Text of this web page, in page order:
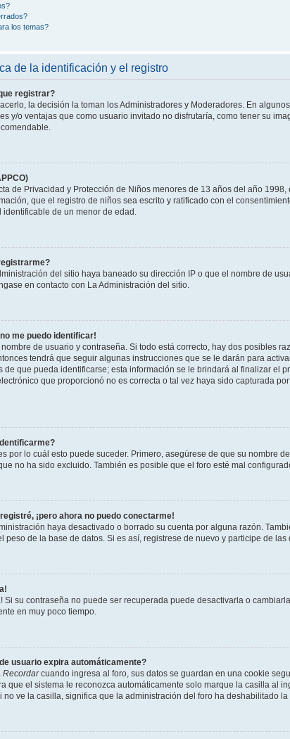
los temas?
de la identificación y el registro
registrar?
la decisión la toman los Administradores y Moderadores. En
y/o ventajas que como usuario invitado no disfrutaría, como tener su
de Privacidad y Protección de Niños menores de 13 años del año
que el registro de niños sea escrito y ratificado con el
de un menor de edad.
del sitio haya baneado su dirección IP o que el nombre de
en contacto con La Administración del sitio.
me puedo identificar!
de usuario y contraseña. Si todo está correcto, hay dos posibles
tendrá que seguir algunas instrucciones que se le darán para
de que pueda identificarse; esta información se le brindará al finalizar el
que proporcionó no es correcta o tal vez haya sido capturada
por lo cuál esto puede suceder. Primero, asegúrese de que su nombre
no ha sido excluido. También es posible que el foro esté mal
¡pero ahora no puedo conectarme!
haya desactivado o borrado su cuenta por alguna razón.
peso de la base de datos. Si es así, registrese de nuevo y participe de las
Si su contraseña no puede ser recuperada puede desactivarla o
en muy poco tiempo.
usuario expira automáticamente?
Recordarcuando ingresa al foro, sus datos se guardan en una cookie
que el sistema le reconozca automáticamente solo marque la casilla al
no ve la casilla, significa que la administración del foro ha deshabilitado la